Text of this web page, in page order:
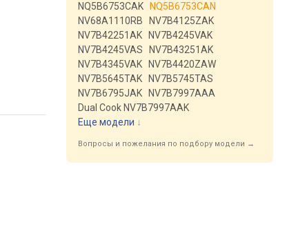
NQ5B6753CAK
NQ5B6753CAN
NV68A1110RB
NV7B4125ZAK
NV7B42251AK
NV7B4245VAK
NV7B4245VAS
NV7B43251AK
NV7B4345VAK
NV7B4420ZAW
NV7B5645TAK
NV7B5745TAS
NV7B6795JAK
NV7B7997AAA
Dual Cook NV7B7997AAK
Еще модели ↓
Вопросы и пожелания по подбору модели →